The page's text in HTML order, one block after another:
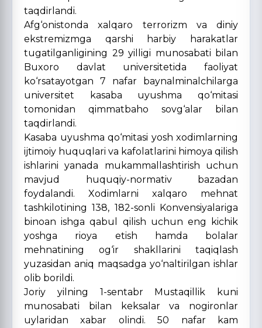
taqdirlandi.
Afg‘onistonda xalqaro terrorizm va diniy
ekstremizmga qarshi harbiy harakatlar
tugatilganligining 29 yilligi munosabati bilan
Buxoro davlat universitetida faoliyat
ko‘rsatayotgan 7 nafar baynalminalchilarga
universitet kasaba uyushma qo‘mitasi
tomonidan qimmatbaho sovg‘alar bilan
taqdirlandi.
Kasaba uyushma qo‘mitasi yosh xodimlarning
ijtimoiy huquqlari va kafolatlarini himoya qilish
ishlarini yanada mukammallashtirish uchun
mavjud huquqiy-normativ bazadan
foydalandi. Xodimlarni xalqaro mehnat
tashkilotining 138, 182-sonli Konvensiyalariga
binoan ishga qabul qilish uchun eng kichik
yoshga rioya etish hamda bolalar
mehnatining og‘ir shakllarini taqiqlash
yuzasidan aniq maqsadga yo‘naltirilgan ishlar
olib borildi.
Joriy yilning 1-sentabr Mustaqillik kuni
munosabati bilan keksalar va nogironlar
uylaridan xabar olindi. 50 nafar kam